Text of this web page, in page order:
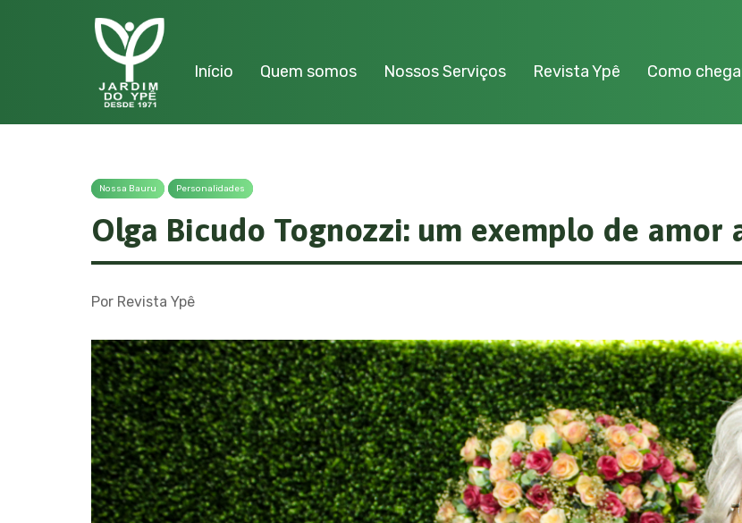
Início Quem somos Nossos Serviços Revista Ypê Como
Nossa Bauru Personalidades
Olga Bicudo Tognozzi: um exemplo de amor
Por Revista Ypê